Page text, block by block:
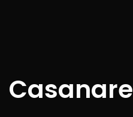
Casanare